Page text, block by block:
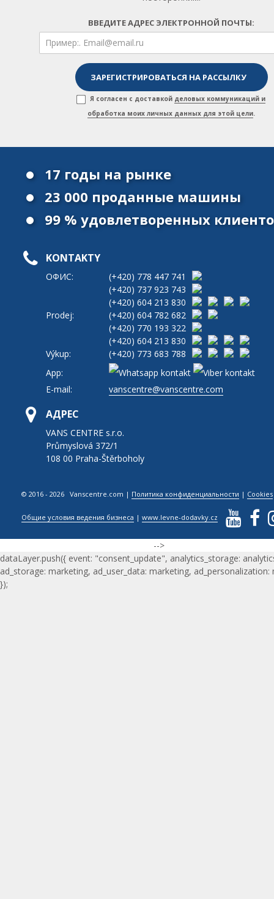
ВВЕДИТЕ АДРЕС ЭЛЕКТРОННОЙ ПОЧТЫ:
Я согласен с доставкой деловых коммуникаций и
обработка моих личных данных для этой цели.
17 годы на рынке
23 000 проданные машины
99 % удовлетворенных
KONTAKTY
ОФИС: (+420) 778 447 741
(+420) 737 923 743
(+420) 604 213 830
Prodej:
(+420) 604 782 682
(+420) 770 193 322
(+420) 604 213 830
Výkup:
(+420) 773 683 788
App:
E-mail:
vanscentre@vanscentre.com
АДРЕС
VANS CENTRE s.r.o.
Průmyslová 372/1
108 00 Praha-Štěrboholy
© 2016 - 2026 Vanscentre.com | Политика конфиденциальности | Cookies
Общие условия ведения бизнеса |www.levne-dodavky.cz
-->
dataLayer.push({ event: "consent_update", analytics_storage:
ad_storage: marketing, ad_user_data: marketing, ad_personalization:
});